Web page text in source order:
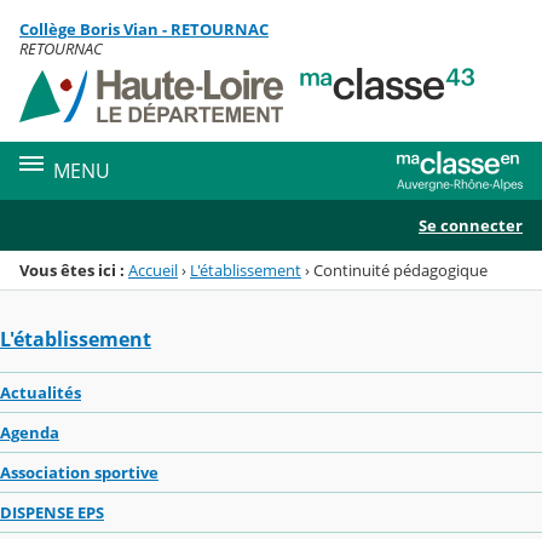
Menu de la rubrique
Contenu
Collège Boris Vian - RETOURNAC
RETOURNAC
MENU
Se connecter
Vous êtes ici : Accueil› L'établissement›Continuité pédagogique
L'établissement
Actualités
Agenda
Association sportive
DISPENSE EPS